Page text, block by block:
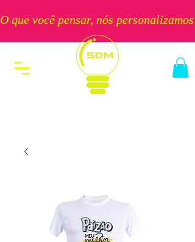
O que você pensar, nós personalizamos!